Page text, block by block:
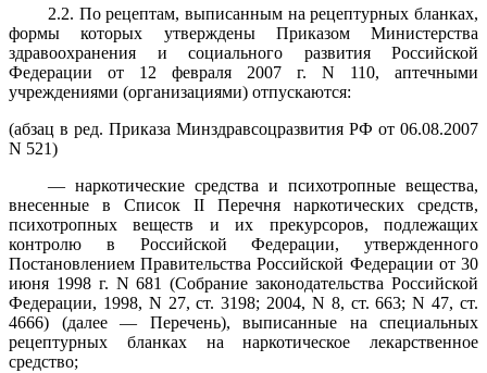
2.2. По рецептам, выписанным на рецептурных бланках,
формы которых утверждены Приказом Министерства
здравоохранения и социального развития Российской
Федерации от 12 февраля 2007 г. N 110, аптечными
учреждениями (организациями) отпускаются:
(абзац в ред. Приказа Минздравсоцразвития РФ от 06.08.2007
N 521)
— наркотические средства и психотропные вещества,
внесенные в Список II Перечня наркотических средств,
психотропных веществ и их прекурсоров, подлежащих
контролю в Российской Федерации, утвержденного
Постановлением Правительства Российской Федерации от 30
июня 1998 г. N 681 (Собрание законодательства Российской
Федерации, 1998, N 27, ст. 3198; 2004, N 8, ст. 663; N 47, ст.
4666) (далее — Перечень), выписанные на специальных
рецептурных бланках на наркотическое лекарственное
средство;